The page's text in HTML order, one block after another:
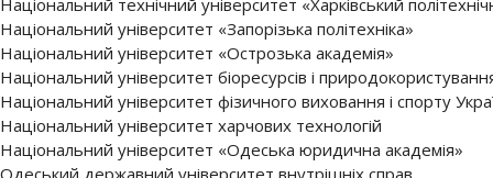
Національний університет «Запорізька політехніка»
Національний університет «Острозька академія»
Національний університет біоресурсів і
Національний університет фізичного виховання і спорту
Національний університет харчових технологій
Національний університет «Одеська юридична академія»
Одеський державний університет внутрішніх справ